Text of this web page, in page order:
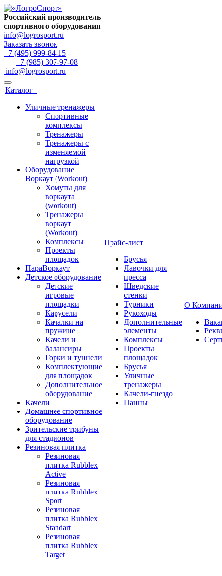
Российский производитель
спортивного оборудования
info@logrosport.ru
Заказать звонок
+7 (495) 999-84-15
+7 (985) 307-97-08
info@logrosport.ru
Каталог
Уличные тренажеры
Спортивные
комплексы
Тренажеры
Тренажеры с
изменяемой
нагрузкой
Оборудование
Воркаут (Workout)
Хомуты для
воркаута
(workout)
Тренажеры
воркаут
(Workout)
Комплексы
Проекты
площадок
ПараВоркаут
Детское оборудование
Детские
игровые
площадки
Карусели
Качалки на
пружине
Качели и
балансиры
Горки и туннели
Комплектующие
для площадок
Дополнительное
оборудование
Качели
Домашнее спортивное
оборудование
Зрительские трибуны
для стадионов
Резиновая плитка
Резиновая
плитка Rubblex
Active
Резиновая
плитка Rubblex
Sport
Резиновая
плитка Rubblex
Standart
Резиновая
плитка Rubblex
Target
Прайс-лист
Брусья
Лавочки для
пресса
Шведские
стенки
Турники
Рукоходы
Дополнительные
элементы
Комплексы
Проекты
площадок
Брусья
Уличные
тренажеры
Качели-гнездо
Панны
О